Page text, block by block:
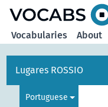
Vocabularies About
Lugares ROSSIO
Portuguese